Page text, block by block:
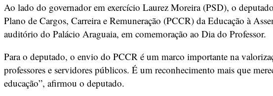
Ao lado do governador em exercício Laurez Moreira (PSD), o
Plano de Cargos, Carreira e Remuneração (PCCR) da Educação à
auditório do Palácio Araguaia, em comemoração ao Dia do Professor.
Para o deputado, o envio do PCCR é um marco importante na
professores e servidores públicos. É um reconhecimento mais que
educação”, afirmou o deputado.